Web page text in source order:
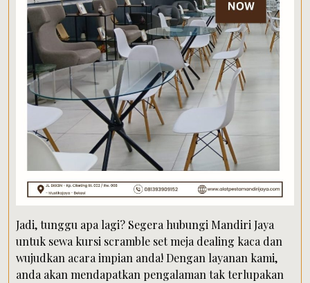
Jadi, tunggu apa lagi? Segera hubungi Mandiri Jaya
untuk sewa kursi scramble set meja dealing kaca dan
wujudkan acara impian anda! Dengan layanan kami,
anda akan mendapatkan pengalaman tak terlupakan